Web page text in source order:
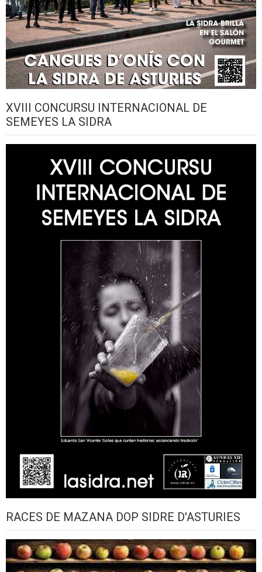
XVIII CONCURSU INTERNACIONAL DE
SEMEYES LA SIDRA
RACES DE MAZANA DOP SIDRE D'ASTURIES